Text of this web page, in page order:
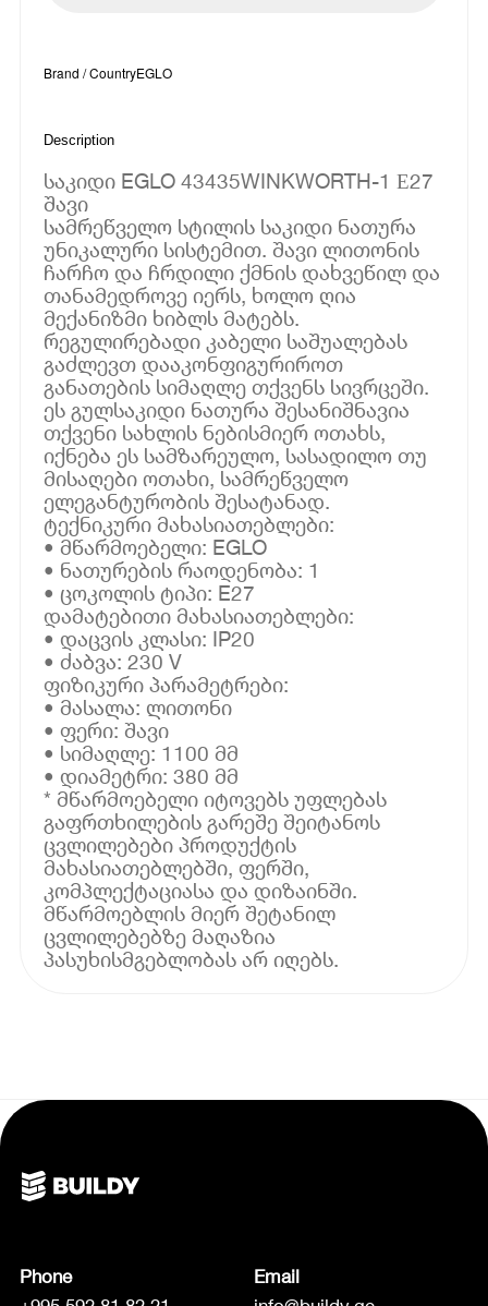
Brand / CountryEGLO
Description
საკიდი EGLO 43435WINKWORTH-1 Е27
შავი
სამრეწველო სტილის საკიდი ნათურა
უნიკალური სისტემით. შავი ლითონის
ჩარჩო და ჩრდილი ქმნის დახვეწილ და
თანამედროვე იერს, ხოლო ღია
მექანიზმი ხიბლს მატებს.
რეგულირებადი კაბელი საშუალებას
გაძლევთ დააკონფიგურიროთ
განათების სიმაღლე თქვენს სივრცეში.
ეს გულსაკიდი ნათურა შესანიშნავია
თქვენი სახლის ნებისმიერ ოთახს,
იქნება ეს სამზარეულო, სასადილო თუ
მისაღები ოთახი, სამრეწველო
ელეგანტურობის შესატანად.
ტექნიკური მახასიათებლები:
• მწარმოებელი: EGLO
• ნათურების რაოდენობა: 1
• ცოკოლის ტიპი: E27
დამატებითი მახასიათებლები:
• დაცვის კლასი: IP20
• ძაბვა: 230 V
ფიზიკური პარამეტრები:
• მასალა: ლითონი
• ფერი: შავი
• სიმაღლე: 1100 მმ
• დიამეტრი: 380 მმ
* მწარმოებელი იტოვებს უფლებას
გაფრთხილების გარეშე შეიტანოს
ცვლილებები პროდუქტის
მახასიათებლებში, ფერში,
კომპლექტაციასა და დიზაინში.
მწარმოებლის მიერ შეტანილ
ცვლილებებზე მაღაზია
პასუხისმგებლობას არ იღებს.
Phone
Email